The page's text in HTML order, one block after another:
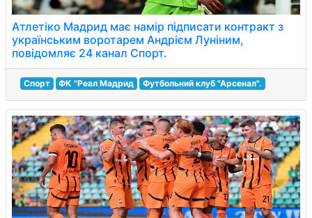
Атлетіко Мадрид має намір підписати контракт з
українським воротарем Андрієм Луніним,
повідомляє 24 канал Спорт.
Спорт ФК "Реал Мадрид Футбольний клуб "Арсенал".